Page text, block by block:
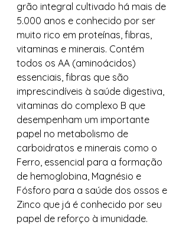
grão integral cultivado há mais de
5.000 anos e conhecido por ser
muito rico em proteínas, fibras,
vitaminas e minerais. Contém
todos os AA (aminoácidos)
essenciais, fibras que são
imprescindíveis à saúde digestiva,
vitaminas do complexo B que
desempenham um importante
papel no metabolismo de
carboidratos e minerais como o
Ferro, essencial para a formação
de hemoglobina, Magnésio e
Fósforo para a saúde dos ossos e
Zinco que já é conhecido por seu
papel de reforço à imunidade.